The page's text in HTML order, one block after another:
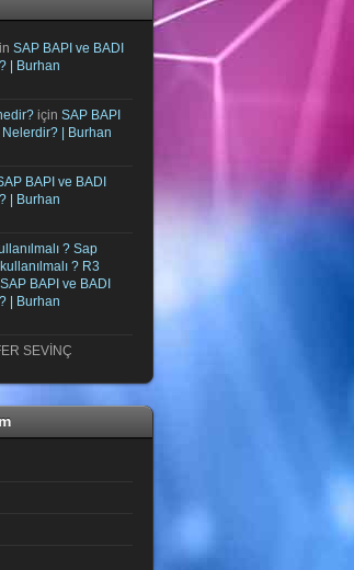
SAP BAPI ve BADI
| Burhan
için SAP BAPI
Nelerdir? | Burhan
BAPI ve BADI
| Burhan
? Sap
? R3
SAP BAPI ve BADI
| Burhan
SEVİNÇ